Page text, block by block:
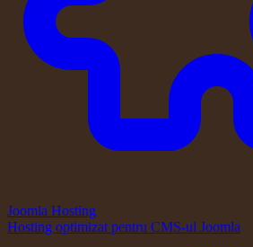
Joomla Hosting
Hosting optimizat pentru CMS-ul Joomla